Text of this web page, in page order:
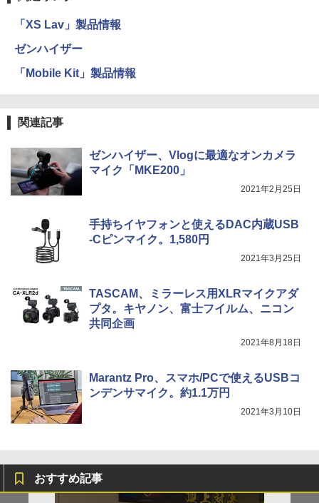
「XS Lav」製品情報
ゼンハイザー
「Mobile Kit」製品情報
関連記事
ゼンハイザー、Vlogに最適なオンカメラ
マイク「MKE200」
2021年2月25日
手持ちイヤフォンと使えるDAC内蔵USB
-Cピンマイク。1,580円
2021年3月25日
TASCAM、ミラーレス用XLRマイクアダ
プタ。キヤノン、富士フイルム、ニコン
共同企画
2021年8月18日
Marantz Pro、スマホ/PCで使えるUSBコ
ンデンサマイク。約1.1万円
2021年3月10日
おすすめ記事